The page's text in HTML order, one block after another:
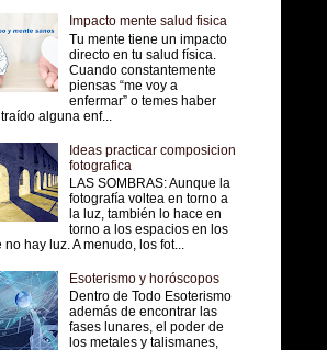
Impacto mente salud fisica
Tu mente tiene un impacto
directo en tu salud física.
Cuando constantemente
piensas “me voy a
enfermar” o temes haber
alguna enf...
Ideas practicar composicion
fotografica
LAS SOMBRAS: Aunque la
fotografía voltea en torno a
la luz, también lo hace en
torno a los espacios en los
no hay luz. A menudo, los fot...
Esoterismo y horóscopos
Dentro de Todo Esoterismo
además de encontrar las
fases lunares, el poder de
los metales y talismanes,